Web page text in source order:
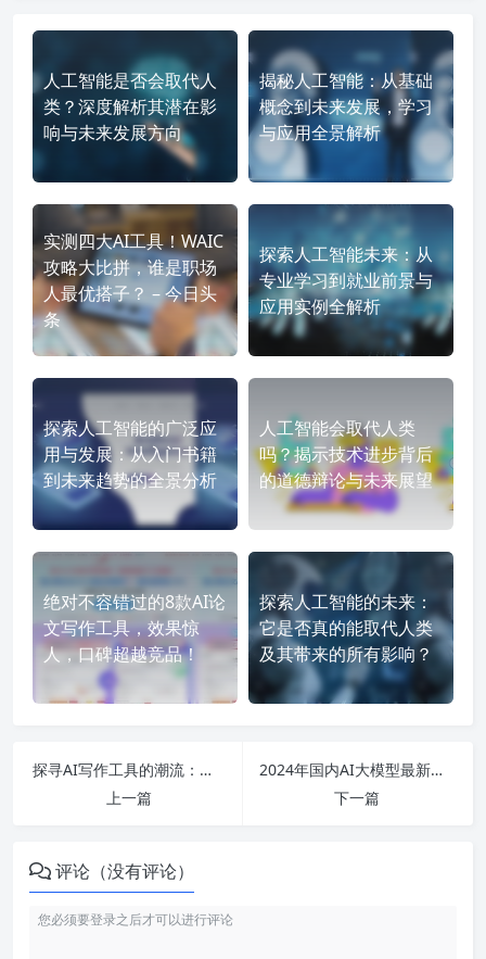
人工智能是否会取代人
类？深度解析其潜在影
响与未来发展方向
揭秘人工智能：从基础
概念到未来发展，学习
与应用全景解析
实测四大AI工具！WAIC
攻略大比拼，谁是职场
人最优搭子？ – 今日头
条
探索人工智能未来：从
专业学习到就业前景与
应用实例全解析
探索人工智能的广泛应
用与发展：从入门书籍
到未来趋势的全景分析
人工智能会取代人类
吗？揭示技术进步背后
的道德辩论与未来展望
绝对不容错过的8款AI论
文写作工具，效果惊
人，口碑超越竞品！
探索人工智能的未来：
它是否真的能取代人类
及其带来的所有影响？
探寻AI写作工具的潮流：从小说创作到歌词生成，哪个软件最值得一试？
上一篇
2024年国内AI大模型最新排名与应用分析：高效引领科技创新的未来之路
下一篇
评论（没有评论）